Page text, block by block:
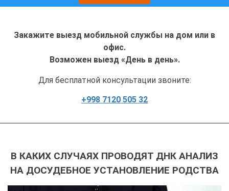
Закажите выезд мобильной службы на дом или в
офис.
Возможен выезд «День в день».
Для бесплатной консультации звоните:
+998 7120 505 32
В КАКИХ СЛУЧАЯХ ПРОВОДЯТ ДНК АНАЛИЗ
НА ДОСУДЕБНОЕ УСТАНОВЛЕНИЕ РОДСТВА